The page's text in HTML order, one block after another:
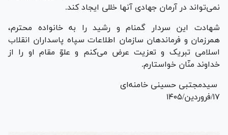
نمی‌تواند در آرمان جهادی آنها خللی ایجاد کند.
شهادت این سردار گمنام و رشید را به خانواده محترم،
همرزمان و فرماندهان سازمان اطلاعات سپاه پاسداران انقلاب
اسلامی تبریک و تعزیت عرض می‌کنم و علوّ مقام او را از
خداوند منّان خواستارم.
سیدمجتبی حسینی خامنه‌ای
۱۷/فروردین/۱۴۰۵